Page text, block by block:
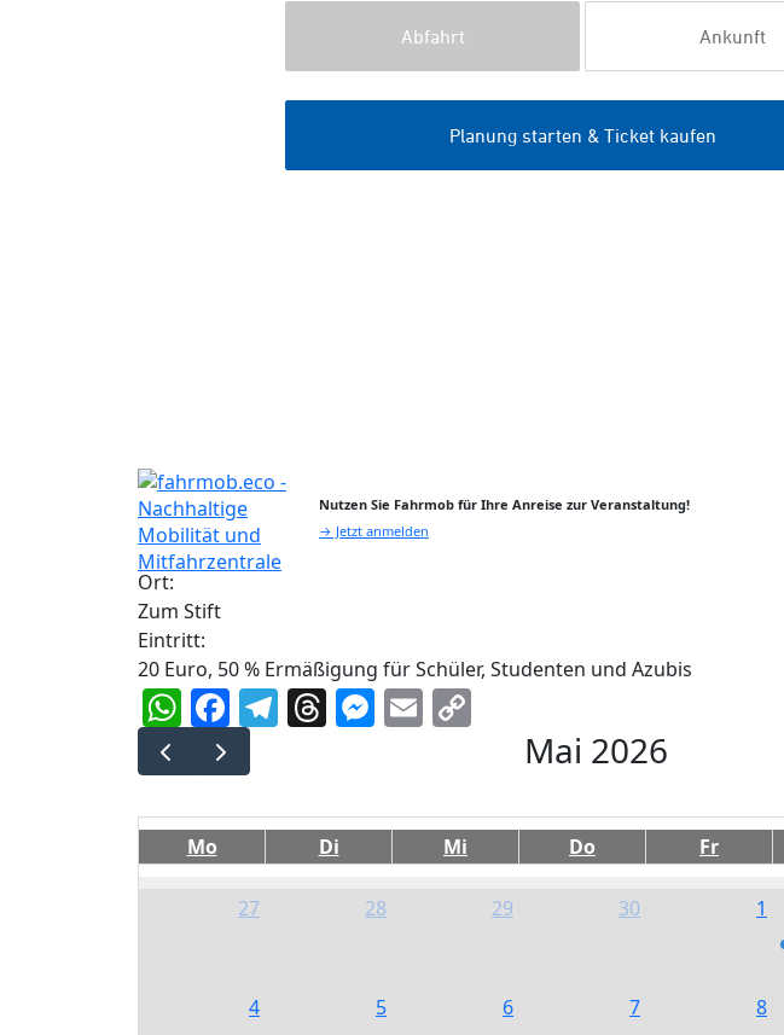
Nutzen Sie Fahrmob für Ihre Anreise zur Veranstaltung!
→ Jetzt anmelden
Ort:
Zum Stift
Eintritt:
20 Euro, 50 % Ermäßigung für Schüler, Studenten und Azubis
WhatsApp
Facebook
Telegram
Threads
Messenger
Email
LinkMai 2026
Mo Di Mi Do Fr
27 28 29 30 1
4 5 6 7 8